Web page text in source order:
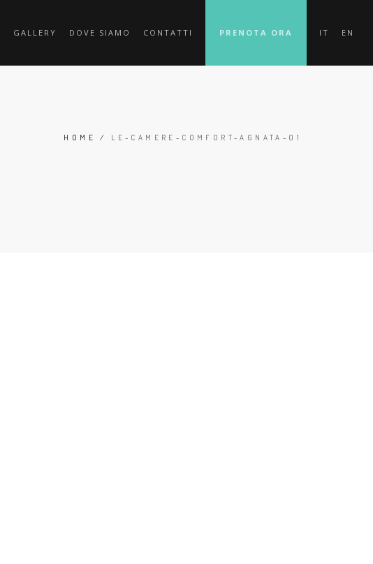
GALLERY DOVE SIAMO CONTATTI PRENOTA ORA IT EN
HOME / LE-CAMERE-COMFORT-AGNATA-01